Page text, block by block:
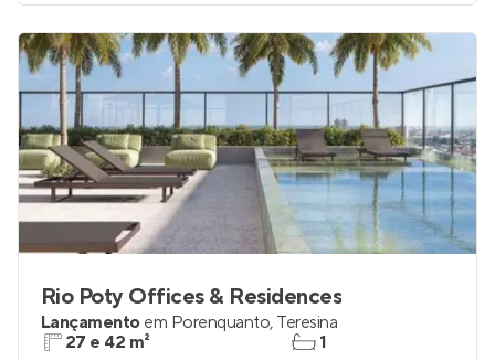
Rio Poty Offices & Residences
Lançamento em Porenquanto, Teresina
27 e 42 m²
1